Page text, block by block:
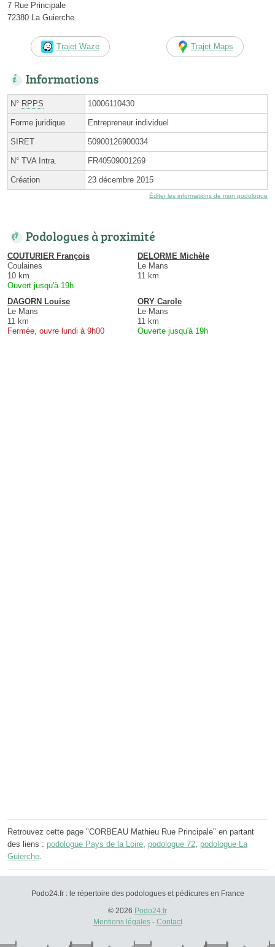
7 Rue Principale
72380 La Guierche
Trajet Waze Trajet Maps
Informations
N° RPPS 10006110430
Forme juridique Entrepreneur individuel
SIRET 50900126900034
N° TVA Intra. FR40509001269
Création 23 décembre 2015
Éditer les informations de mon podologue
Podologues à proximité
COUTURIER François
Coulaines
10 km
Ouvert jusqu'à 19h
DELORME Michèle
Le Mans
11 km
DAGORN Louise
Le Mans
11 km
Fermée, ouvre lundi à 9h00
ORY Carole
Le Mans
11 km
Ouverte jusqu'à 19h
Retrouvez cette page "CORBEAU Mathieu Rue Principale" en partant
des liens : podologue Pays de la Loire, podologue 72, podologue La
Guierche.
Podo24.fr : le répertoire des podologues et pédicures en France
© 2026 Podo24.fr
Mentions légales- Contact